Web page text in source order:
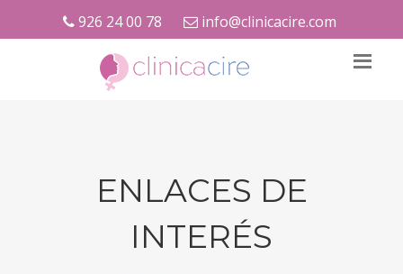
926 24 00 78 info@clinicacire.com
ENLACES DE
INTERÉS